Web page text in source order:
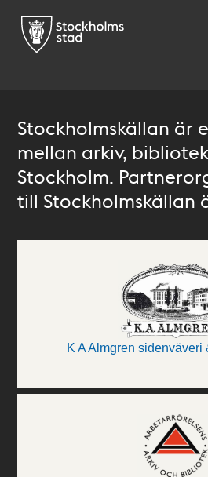
Stockholmskällan är
mellan arkiv,
Stockholm.
till Stockholmskällan
K A Almgren sidenväveri